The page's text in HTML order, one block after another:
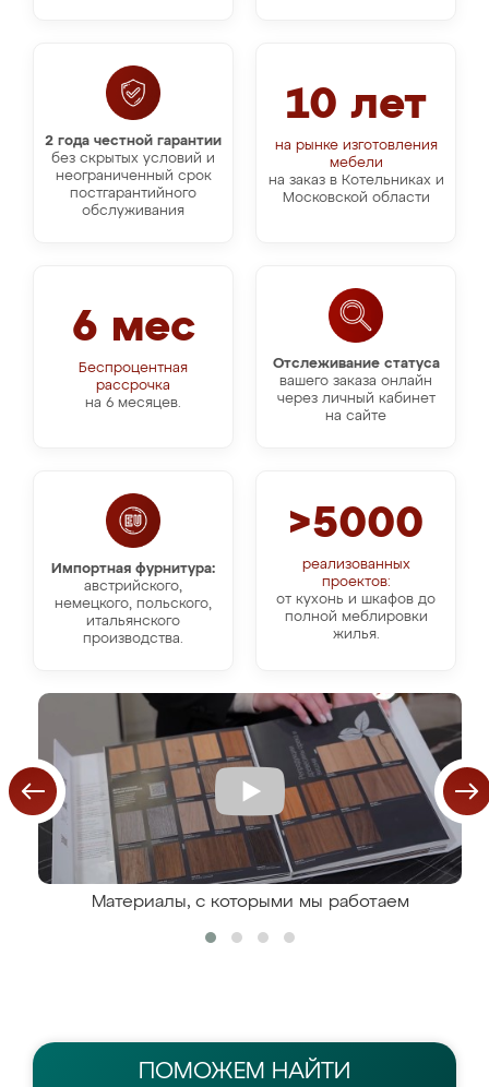
10 лет
на рынке изготовления
мебели
на заказ в Котельниках и
Московской области
2 года честной гарантии
без скрытых условий и
неограниченный срок
постгарантийного
обслуживания
Отслеживание статуса
вашего заказа онлайн
через личный кабинет
на сайте
6 мес
Беспроцентная
рассрочка
на 6 месяцев.
Импортная фурнитура:
австрийского,
немецкого, польского,
итальянского
производства.
>5000
реализованных
проектов:
от кухонь и шкафов до
полной меблировки
жилья.
Материалы, с которыми мы работаем
ПОМОЖЕМ НАЙТИ